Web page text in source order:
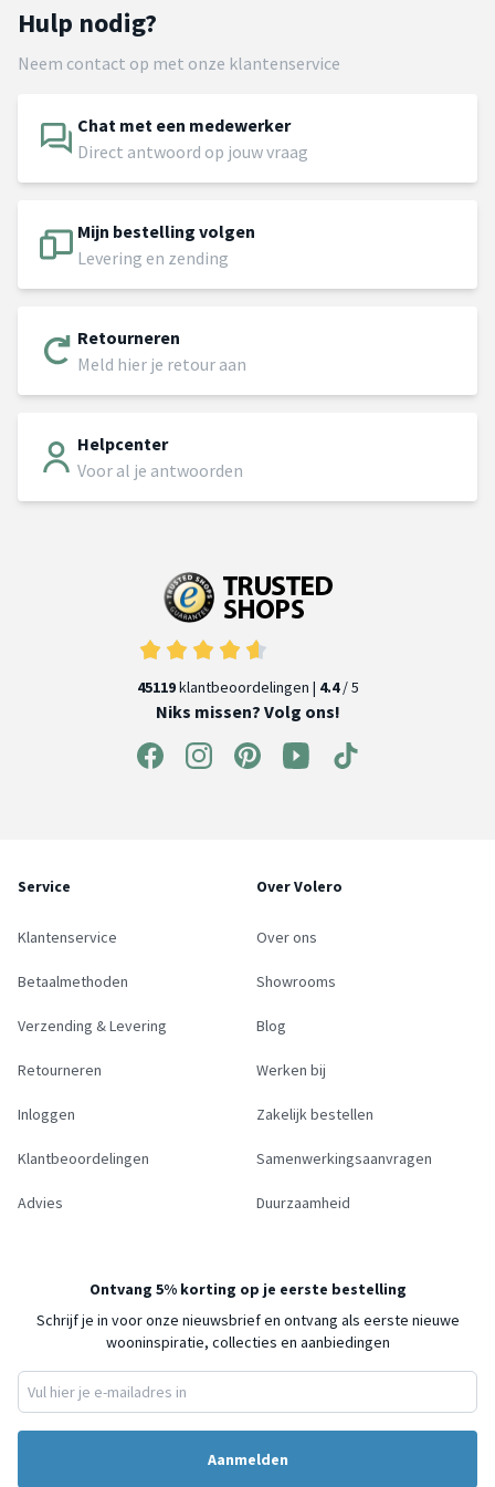
Hulp nodig?
Neem contact op met onze klantenservice
Chat met een medewerker
Direct antwoord op jouw vraag
Mijn bestelling volgen
Levering en zending
Retourneren
Meld hier je retour aan
Helpcenter
Voor al je antwoorden
45119klantbeoordelingen | 4.4/ 5
Niks missen? Volg ons!
Service
Klantenservice
Betaalmethoden
Verzending & Levering
Retourneren
Inloggen
Klantbeoordelingen
Advies
Over Volero
Over ons
Showrooms
Blog
Werken bij
Zakelijk bestellen
Samenwerkingsaanvragen
Duurzaamheid
Ontvang 5% korting op je eerste bestelling
Schrijf je in voor onze nieuwsbrief en ontvang als eerste nieuwe
wooninspiratie, collecties en aanbiedingen
Aanmelden